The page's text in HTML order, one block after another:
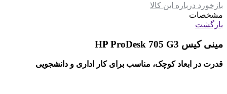
بازخورد درباره این کالا
مشخصات
بازگشت
مینی کیس HP ProDesk 705 G3
قدرت در ابعاد کوچک، مناسب برای کار اداری و دانشجویی